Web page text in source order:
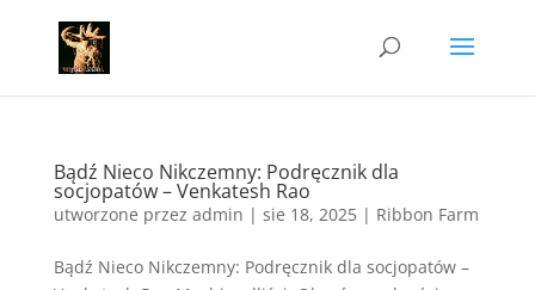
Bądź Nieco Nikczemny: Podręcznik dla
socjopatów – Venkatesh Rao
utworzone przez admin | sie 18, 2025| Ribbon Farm
Bądź Nieco Nikczemny: Podręcznik dla socjopatów –